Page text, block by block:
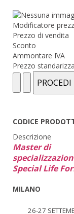
Modificatore
Prezzo di vendita
Sconto
Ammontare IVA
Prezzo
CODICE
Descrizione
Master di
Special Life
MILANO
26-27